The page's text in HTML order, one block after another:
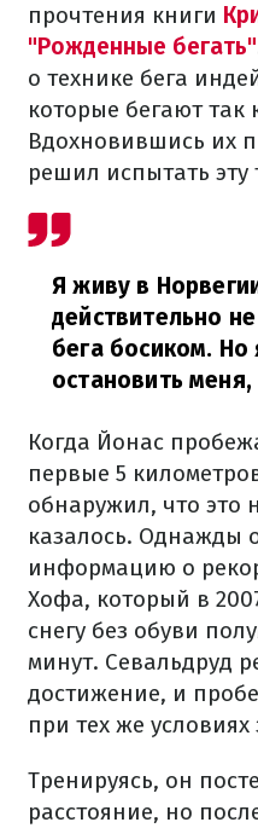
прочтения книги
"Рожденные бегать"
о технике бега
которые бегают
Вдохновившись их
решил испытать эту
Я живу в
действительно
бега босиком.
остановить меня,
Когда Йонас
первые 5
обнаружил, что это
казалось. Однажды
информацию о
Хофа, который в
снегу без обуви
минут. Севальдруд
достижение, и
при тех же условиях
Тренируясь, он
расстояние, но